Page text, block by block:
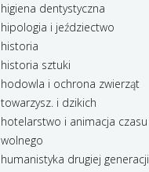
higiena dentystyczna
hipologia i jeździectwo
historia
historia sztuki
hodowla i ochrona zwierząt
towarzysz. i dzikich
hotelarstwo i animacja czasu
wolnego
humanistyka drugiej generacji